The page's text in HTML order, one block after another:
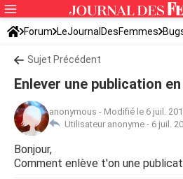
Forum LeJournalDesFemmes
Sujet Précédent
Enlever une publication
anonymous - Modifié le 6 juil.
Utilisateur anonyme - 6 juil.
Bonjour,
Comment enlève t'on une